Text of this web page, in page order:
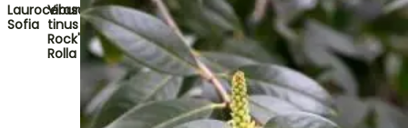
Lauroceraso
Sofia
Viburnum
tinus
Rock'n
Rolla